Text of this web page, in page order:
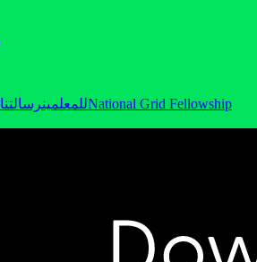
للمعلمينرسالتنا National Grid Fellowship